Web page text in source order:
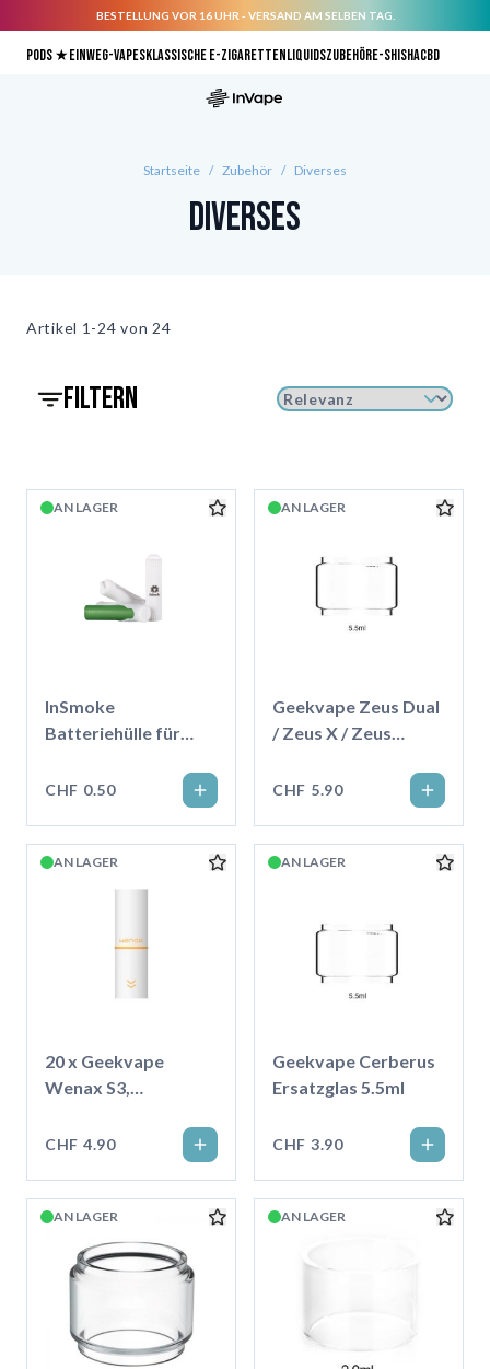
BESTELLUNG VOR 16 UHR - VERSAND AM SELBEN TAG.
Pods ★Einweg-VapesKlassische E-ZigarettenLiquidsZubehörE-ShishaCBD
Startseite / Zubehör / Diverses
Diverses
Artikel 1-24 von 24
filtern
AN LAGER
InSmoke
Batteriehülle für
CHF 0.50
AN LAGER
Geekvape Zeus Dual
/ Zeus X / Zeus
5.5ml
CHF 5.90
AN LAGER
20 x Geekvape
Wenax S3,
Mundstück
CHF 4.90
AN LAGER
Geekvape Cerberus
Ersatzglas 5.5ml
CHF 3.90
AN LAGER AN LAGER